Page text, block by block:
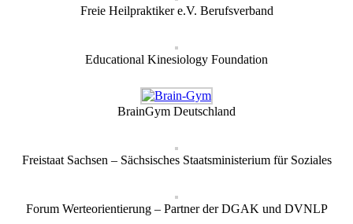
Freie Heilpraktiker e.V. Berufsverband
Educational Kinesiology Foundation
BrainGym Deutschland
Freistaat Sachsen – Sächsisches Staatsministerium für Soziales
Forum Werteorientierung – Partner der DGAK und DVNLP